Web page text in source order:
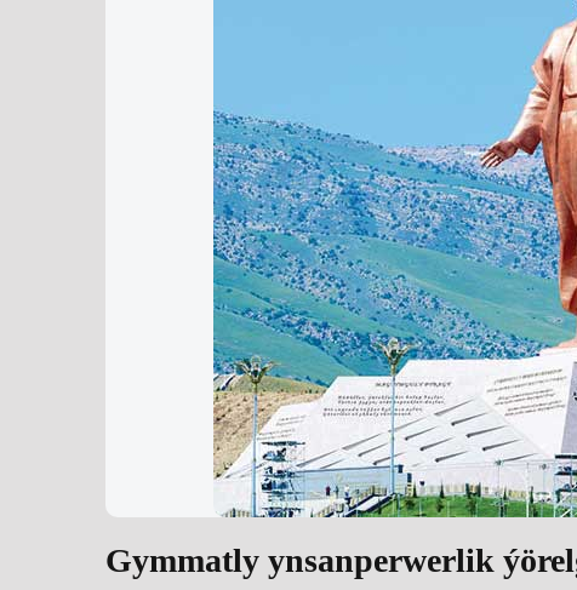
Gymmatly ynsanperwerlik